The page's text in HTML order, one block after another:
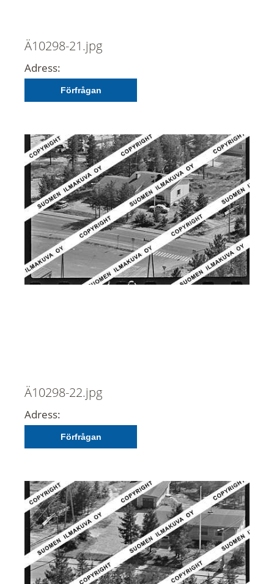
Ä10298-21.jpg
Adress:
Förfrågan
Ä10298-22.jpg
Adress:
Förfrågan